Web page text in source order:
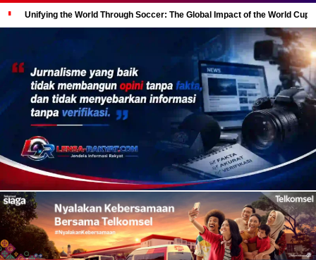
Unifying the World Through Soccer: The Global Impact of the World Cup